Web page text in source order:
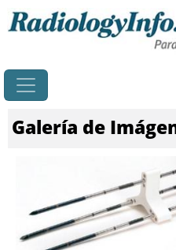
Galería de